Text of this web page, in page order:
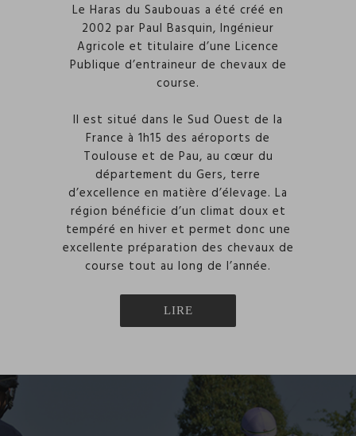
Le Haras du Saubouas a été créé en
2002 par Paul Basquin, Ingénieur
Agricole et titulaire d’une Licence
Publique d’entraineur de chevaux de
course.
Il est situé dans le Sud Ouest de la
France à 1h15 des aéroports de
Toulouse et de Pau, au cœur du
département du Gers, terre
d’excellence en matière d’élevage. La
région bénéficie d’un climat doux et
tempéré en hiver et permet donc une
excellente préparation des chevaux de
course tout au long de l’année.
LIRE